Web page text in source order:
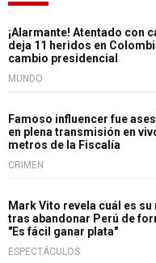
¡Alarmante! Atentado con
deja 11 heridos en
cambio presidencial
MUNDO
Famoso influencer fue
en plena transmisión en
metros de la Fiscalía
CRIMEN
Mark Vito revela cuál es su
tras abandonar Perú de
"Es fácil ganar plata"
ESPECTÁCULOS